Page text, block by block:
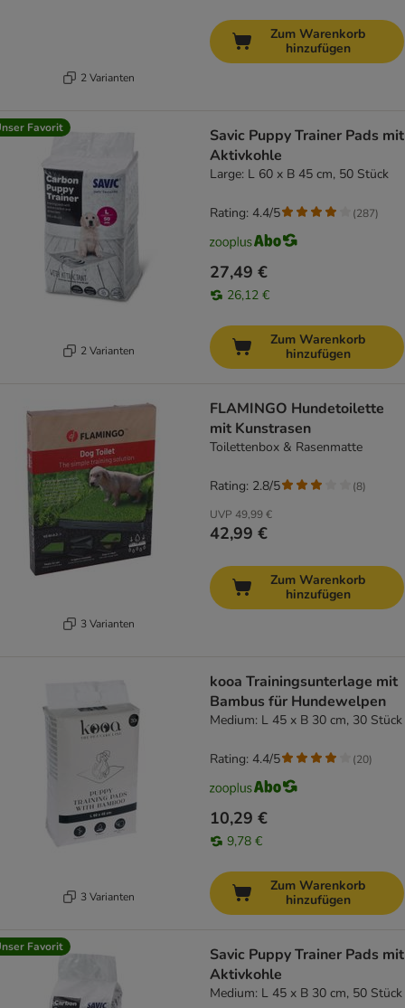
2 Varianten
Zum Warenkorb
hinzufügen
Favorit
2 Varianten
Savic Puppy Trainer Pads mit
Aktivkohle
Large: L 60 x B 45 cm, 50 Stück
27,49 €
26,12 €
Rating: 4.4/5 (287)
Zum Warenkorb
hinzufügen
3 Varianten
FLAMINGO Hundetoilette
mit Kunstrasen
Toilettenbox & Rasenmatte
UVP 49,99 €
42,99 €
Rating: 2.8/5 (8)
Zum Warenkorb
hinzufügen
3 Varianten
kooa Trainingsunterlage mit
Bambus für Hundewelpen
Medium: L 45 x B 30 cm, 30 Stück
10,29 €
9,78 €
Rating: 4.4/5 (20)
Zum Warenkorb
hinzufügen
Favorit
Savic Puppy Trainer Pads mit
Aktivkohle
Medium: L 45 x B 30 cm, 50 Stück